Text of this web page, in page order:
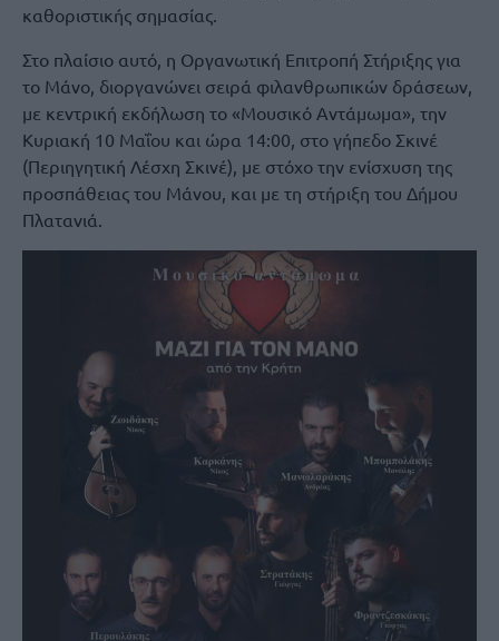
καθοριστικής σημασίας.
Στο πλαίσιο αυτό, η Οργανωτική Επιτροπή Στήριξης για
το Μάνο, διοργανώνει σειρά φιλανθρωπικών δράσεων,
με κεντρική εκδήλωση το «Μουσικό Αντάμωμα», την
Κυριακή 10 Μαΐου και ώρα 14:00, στο γήπεδο Σκινέ
(Περιηγητική Λέσχη Σκινέ), με στόχο την ενίσχυση της
προσπάθειας του Μάνου, και με τη στήριξη του Δήμου
Πλατανιά.